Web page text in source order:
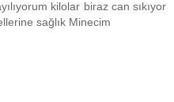
kilolar biraz can sıkıyor
sağlık Minecim